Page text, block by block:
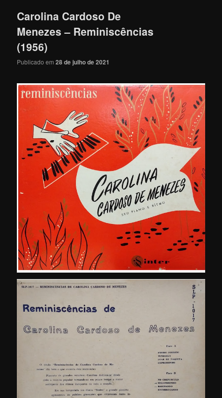
Carolina Cardoso De
Menezes – Reminiscências
(1956)
Publicado em28 de julho de 2021